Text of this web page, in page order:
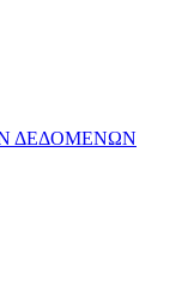
ΔΕΔΟΜΕΝΩΝ